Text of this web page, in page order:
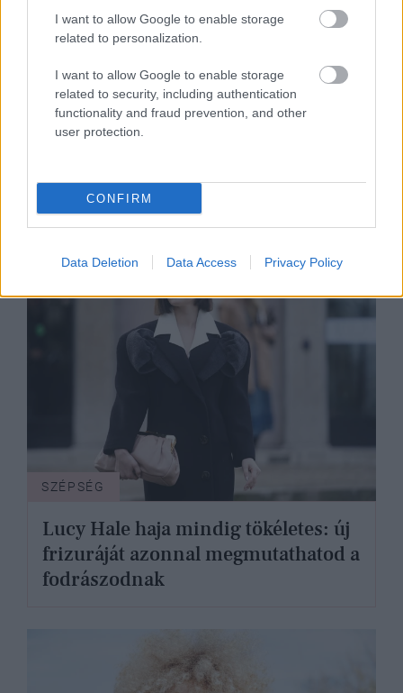
I want to allow Google to enable storage
related to personalization.
I want to allow Google to enable storage
related to security, including authentication
functionality and fraud prevention, and other
user protection.
CONFIRM
Data Deletion Data Access Privacy Policy
SZÉPSÉG
mellett döntened
SZÉPSÉG
Lucy Hale haja mindig tökéletes: új
frizuráját azonnal megmutathatod a
fodrászodnak